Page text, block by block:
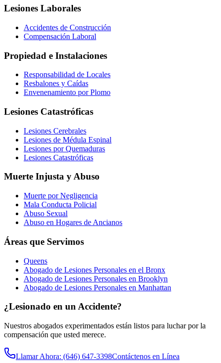
Lesiones Laborales
Accidentes de Construcción
Compensación Laboral
Propiedad e Instalaciones
Responsabilidad de Locales
Resbalones y Caídas
Envenenamiento por Plomo
Lesiones Catastróficas
Lesiones Cerebrales
Lesiones de Médula Espinal
Lesiones por Quemaduras
Lesiones Catastróficas
Muerte Injusta y Abuso
Muerte por Negligencia
Mala Conducta Policial
Abuso Sexual
Abuso en Hogares de Ancianos
Áreas que Servimos
Queens
Abogado de Lesiones Personales en el Bronx
Abogado de Lesiones Personales en Brooklyn
Abogado de Lesiones Personales en Manhattan
¿Lesionado en un Accidente?
Nuestros abogados experimentados están listos para luchar por la
compensación que usted merece.
Llamar Ahora: (646) 647-3398Contáctenos en Línea